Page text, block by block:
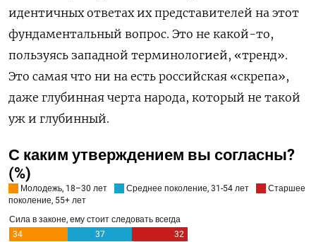
идентичных ответах их представителей на этот
фундаментальный вопрос. Это не какой-то,
пользуясь западной терминологией, «тренд».
Это самая что ни на есть российская «скрепа»,
даже глубинная черта народа, который не такой
уж и глубинный.